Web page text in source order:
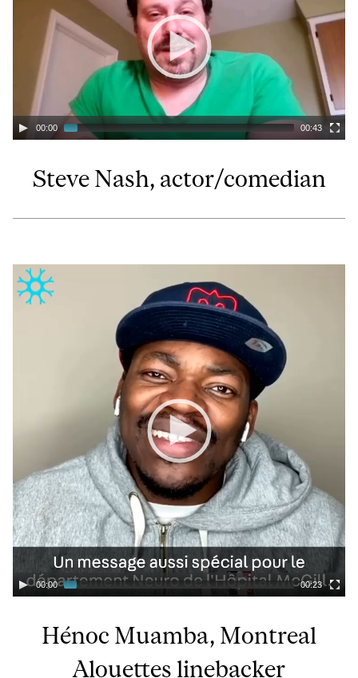
00:00 00:43
Steve Nash, actor/comedian
00:00 00:23
Hénoc Muamba, Montreal
Alouettes linebacker